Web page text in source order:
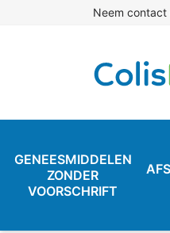
Neem contact
GENEESMIDDELEN
ZONDER
VOORSCHRIFT